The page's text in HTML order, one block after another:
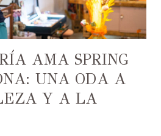
AMA SPRING
UNA ODA A
Y A LA